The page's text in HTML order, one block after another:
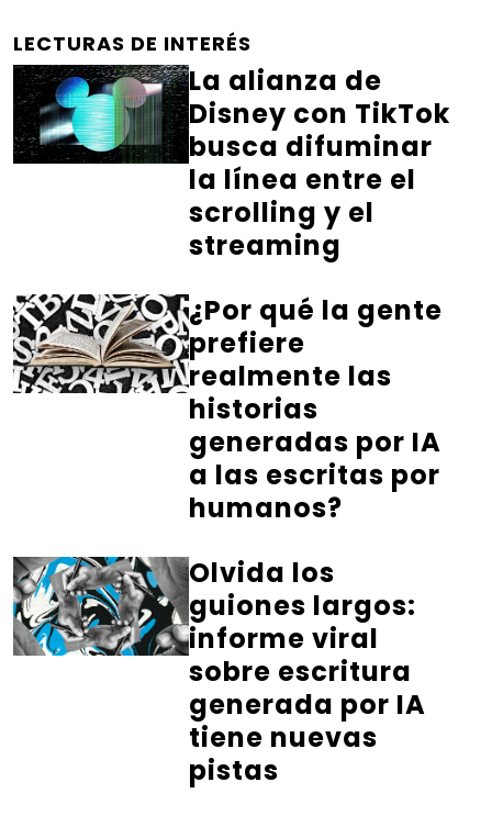
LECTURAS DE INTERÉS
La alianza de
Disney con TikTok
busca difuminar
la línea entre el
scrolling y el
streaming
¿Por qué la gente
prefiere
realmente las
historias
generadas por IA
a las escritas por
humanos?
Olvida los
guiones largos:
informe viral
sobre escritura
generada por IA
tiene nuevas
pistas